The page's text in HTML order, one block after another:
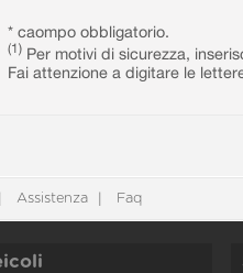
* caompo obbligatorio.
(1) Per motivi di sicurezza,
Fai attenzione a digitare le
Assistenza Faq